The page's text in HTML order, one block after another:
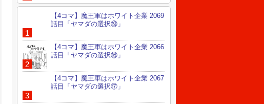
【4コマ】魔王軍はホワイト企業 2069
話目「ヤマダの選択⑲」
【4コマ】魔王軍はホワイト企業 2066
話目「ヤマダの選択⑯」
【4コマ】魔王軍はホワイト企業 2067
話目「ヤマダの選択⑰」